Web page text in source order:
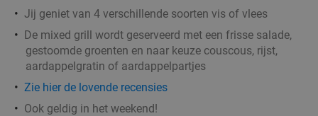
Jij geniet van 4 verschillende soorten vis of vlees
De mixed grill wordt geserveerd met een frisse salade,
gestoomde groenten en naar keuze couscous, rijst,
aardappelgratin of aardappelpartjes
Zie hier de lovende recensies
Ook geldig in het weekend!